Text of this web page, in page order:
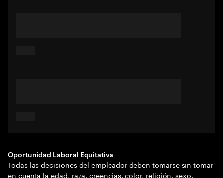
Oportunidad Laboral Equitativa
Todas las decisiones del empleador deben tomarse sin tomar
en cuenta la edad, raza, creencias, color, religión, sexo,